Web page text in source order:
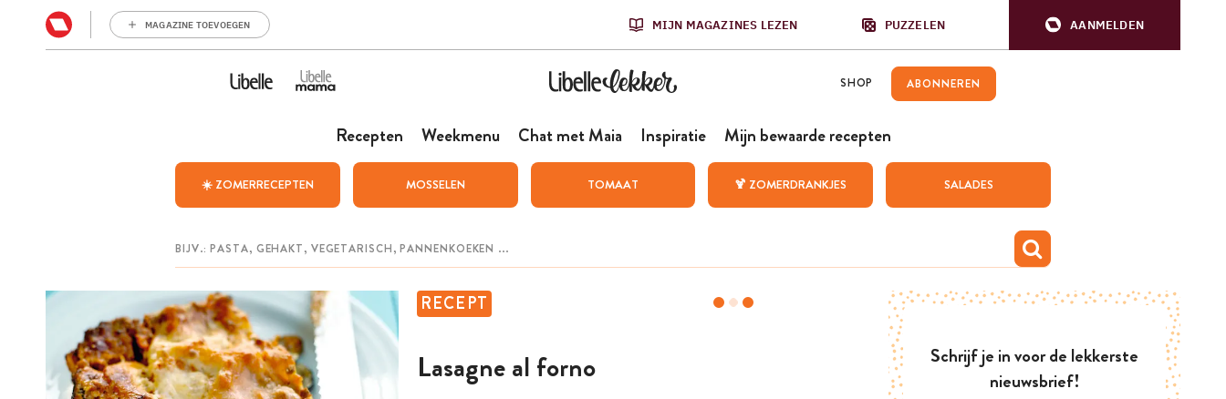
MAGAZINE TOEVOEGEN MIJN MAGAZINES LEZEN PUZZELEN AANMELDEN
SHOP ABONNEREN
Recepten Weekmenu Chat met Maia Inspiratie Mijn bewaarde recepten
☀️ ZOMERRECEPTEN MOSSELEN TOMAAT 🍹 ZOMERDRANKJES SALADES
RECEPT
Lasagne al forno
Schrijf je in voor de lekkerste
nieuwsbrief!